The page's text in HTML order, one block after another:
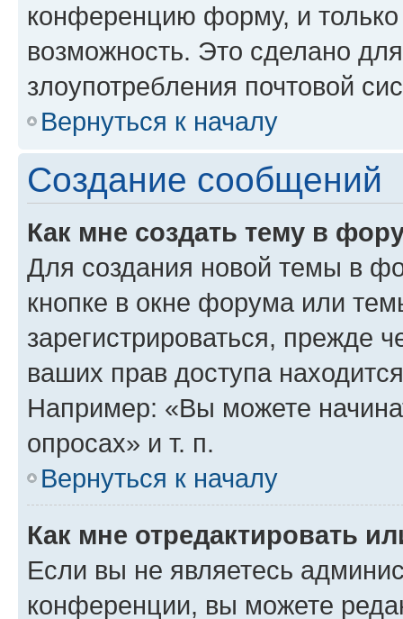
конференцию форму, и
возможность. Это сделано
злоупотребления почтовой
Вернуться к началу
Создание сообщений
Как мне создать тему в
Для создания новой темы в
кнопке в окне форума или
зарегистрироваться, прежде
ваших прав доступа
Например: «Вы можете
опросах» и т. п.
Вернуться к началу
Как мне отредактировать
Если вы не являетесь
конференции, вы можете